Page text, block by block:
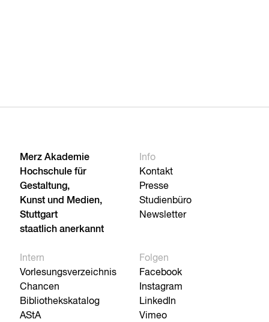
Merz Akademie
Hochschule für
Gestaltung,
Kunst und Medien,
Stuttgart
staatlich anerkannt
Info
Kontakt
Presse
Studienbüro
Newsletter
Intern
Vorlesungsverzeichnis
Chancen
Bibliothekskatalog
AStA
Folgen
Facebook
Instagram
LinkedIn
Vimeo